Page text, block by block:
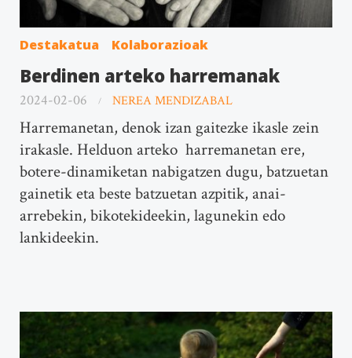
Destakatua Kolaborazioak
Berdinen arteko harremanak
2024-02-06 NEREA MENDIZABAL
Harremanetan, denok izan gaitezke ikasle zein
irakasle. Helduon arteko harremanetan ere,
botere-dinamiketan nabigatzen dugu, batzuetan
gainetik eta beste batzuetan azpitik, anai-
arrebekin, bikotekideekin, lagunekin edo
lankideekin.